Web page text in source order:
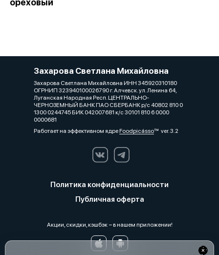
ореховый
Захарова Светлана Михайловна
Захарова Светлана Михайловна ИНН 345920310180
ОГРНИП 323940100026790 г. Алчевск. ул. Ленина 64,
Луганская Народная Респ. ЦЕНТРАЛЬНО-
ЧЕРНОЗЕМНЫЙ БАНК ПАО СБЕРБАНК р/с 40802 810 0
1300 0244745 БИК 042007681 к/с 30101 810 6 0000
0000681
Работает на эффективном ядреFoodpicássover. 3.2
Политика конфиденциальности
Публичная оферта
Акции, скидки, кэшбэк − в нашем приложении!